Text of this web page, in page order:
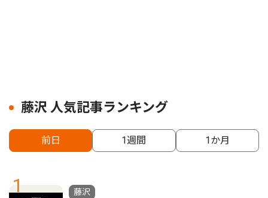
藤沢 人気記事ランキング
前日 1週間 1か月
1
藤沢